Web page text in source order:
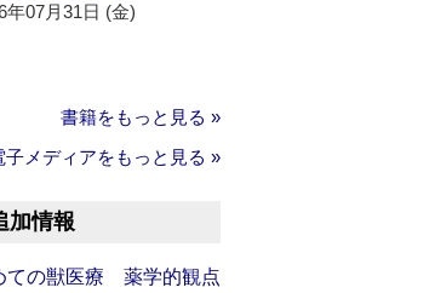
年07月31日 (金)
書籍をもっと見る »
子メディアをもっと見る »
加情報
ての獣医療 薬学的観点